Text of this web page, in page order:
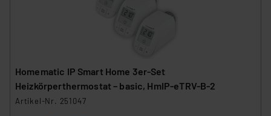
Homematic IP Smart Home 3er-Set
Heizkörperthermostat – basic, HmIP-eTRV-B-2
Artikel-Nr. 251047